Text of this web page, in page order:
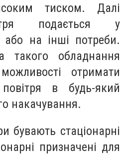
тиском. Далі
подається у
або на інші потреби.
такого обладнання
отримати
в будь-який
накачування.
бувають стаціонарні
призначені для